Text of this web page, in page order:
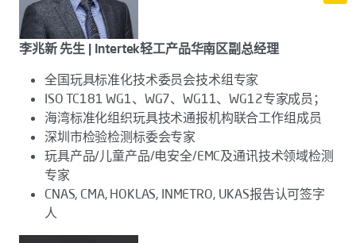
李兆新 先生 | Intertek轻工产品华南区副总经理
全国玩具标准化技术委员会技术组专家
ISO TC181 WG1、WG7、WG11、WG12专家成员；
海湾标准化组织玩具技术通报机构联合工作组成员
深圳市检验检测标委会专家
玩具产品/儿童产品/电安全/EMC及通讯技术领域检测
专家
CNAS, CMA, HOKLAS, INMETRO, UKAS报告认可签字
人